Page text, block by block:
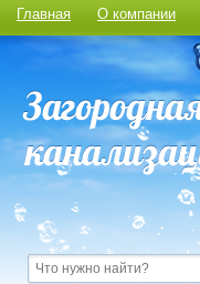
Главная О компании